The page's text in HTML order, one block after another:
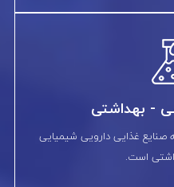
- بهداشتی
صنایع غذایی دارویی شیمیایی
است.